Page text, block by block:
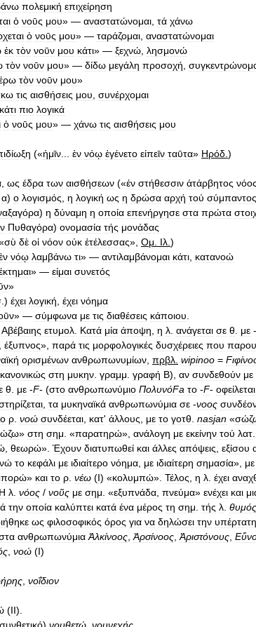
πολεμική επιχείρηση
ὁ νοῡς μου» — αναστατώνομαι τά χάνω
ὁ νοῡς μου» — ταράζομαι αναστατώνομαι
ἐκ τὸν νοῡν μου κάτι» — ξεχνώ λησμονώ
τὸν νοῡν μου» — δίδω μεγάλη προσοχή
τὸν νοῡν μου»
τις αισθήσεις μου συνέρχομαι
κάτι πιο λογικά
ὁ νοῡς μου» — χάνω τις αισθήσεις μου
(«ἡμῑν ἐν νόῳ ἐγένετο εἰπεῑν ταῡτα» Ηρόδ )
ως έδρα των αισθήσεων («έν στήθεσσιν ἀτάρβητος νόος
α) ο λογισμός η λογική ως η δρώσα αρχή τού σύμπαντος
) η δύναμη η οποία επενήργησε στα πρώτα
Πυθαγόρα) ονομασία τής μονάδας
σὺ δὲ oἱ νόον οὐκ ἐτέλεσσας», Ομ Ιλ )
νόῳ λαμβάνω τι» — αντιλαμβάνομαι κάτι κατανοώ
» — είμαι συνετός
»
.) έχει λογική έχει νόημα
» — σύμφωνα με τις διαθέσεις κάποιου
Αβέβαιης ετυμολ Κατά μία άποψη η λ ανάγεται σε θ με -
έξυπνος», παρά τις μορφολογικές δυσχέρειες που
ορισμένων ανθρωπωνυμίων πρβλ wipinoo =
κανονικώς στη μυκην γραμμ γραφή Β), αν συνδεθούν με
θ με -F- (στο ανθρωπωνύμιο ΠoλυνόFa το -F- οφείλεται
τα μυκηναϊκά ανθρωπωνύμια σε -νοος
ρ νοώ συνδέεται κατ' άλλους με το γοτθ nasjan «
» στη σημ . «παρατηρώ», ανάλογη με εκείνην τού λατ
θεωρώ». Έχουν διατυπωθεί και άλλες απόψεις εξίσου
το κεφάλι με ιδιαίτερο νόημα με ιδιαίτερη σημασία», με
» και το ρ νέω (Ι) «κολυμπώ». Τέλος η λ έχει
Η λ νόος / νοῦς με σημ . «εξυπνάδα πνεύμα» ενέχει και
την οποία καλύπτει κατά ένα μέρος τη σημ τής λ θυμός
ως φιλοσοφικός όρος για να δηλώσει την υπέρτατη
ανθρωπωνύμια Ἀλκίνοος Ἀρσίνοος Ἀριστόνους
νοώ (Ι)
νοΐδιον
(ΙΙ).